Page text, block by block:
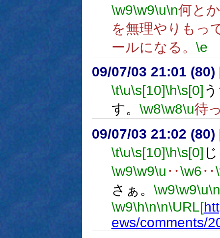
\w9\w9\u\n何と
を無理やりもっ
ールになる。 \e
09/07/03 21:01 (80)
\t\u\s[10]\h\s[0]
す。 \w8\w8\u待
09/07/03 21:02 (80)
\t\u\s[10]\h\s[0]
\w9\w9\u ‥\w6‥
さぁ。 \w9\w9\u\n
\w9\h\n\n\URL[
ews/comments/